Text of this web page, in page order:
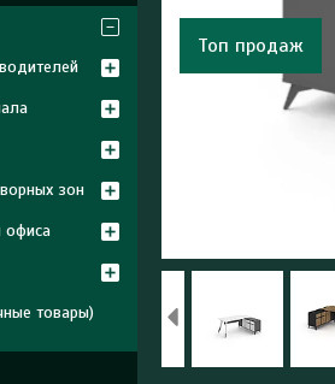
Топ продаж
зон
офиса
товары)